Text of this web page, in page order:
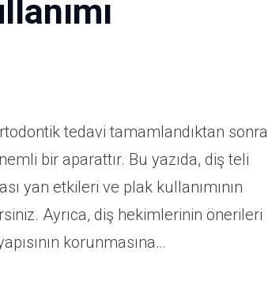
tedavi tamamlandıktan sonra
bir aparattır. Bu yazıda, diş teli
yan etkileri ve plak kullanımının
Ayrıca, diş hekimlerinin önerileri
korunmasına…